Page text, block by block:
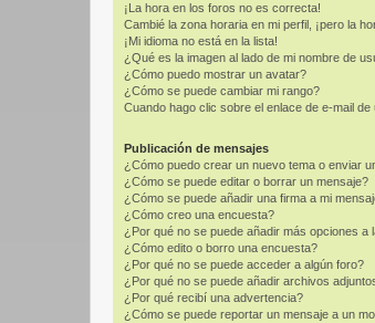
¡La hora en los foros no es correcta!
Cambié la zona horaria en mi perfil, ¡pero la
¡Mi idioma no está en la lista!
¿Qué es la imagen al lado de mi nombre de
¿Cómo puedo mostrar un avatar?
¿Cómo se puede cambiar mi rango?
Cuando hago clic sobre el enlace de e-mail
Publicación de mensajes
¿Cómo puedo crear un nuevo tema o enviar
¿Cómo se puede editar o borrar un mensaje?
¿Cómo se puede añadir una firma a mi
¿Cómo creo una encuesta?
¿Por qué no se puede añadir más opciones a
¿Cómo edito o borro una encuesta?
¿Por qué no se puede acceder a algún foro?
¿Por qué no se puede añadir archivos
¿Por qué recibí una advertencia?
¿Cómo se puede reportar un mensaje a un